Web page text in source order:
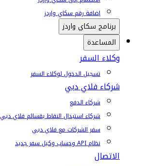
إضافة رقم سكاي واردز
برنامج سكاي واردز
المساعدة
وكلاء السفر
تسجيل الدخول لوكلاء السفر
شركاء فلاي دبي
شركاء الدفع
شركاء استبدال النقاط بقسائم فلاي دبي
سفر الشركات مع فلاي دبي
نظام API وحساب وكيل سفر جديد
الاتصال